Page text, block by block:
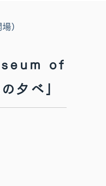
）
of
夕べ」